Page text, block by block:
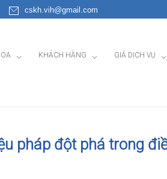
cskh.vih@gmail.com
KHÁCH HÀNG GIÁ DỊCH VỤ
pháp đột phá trong